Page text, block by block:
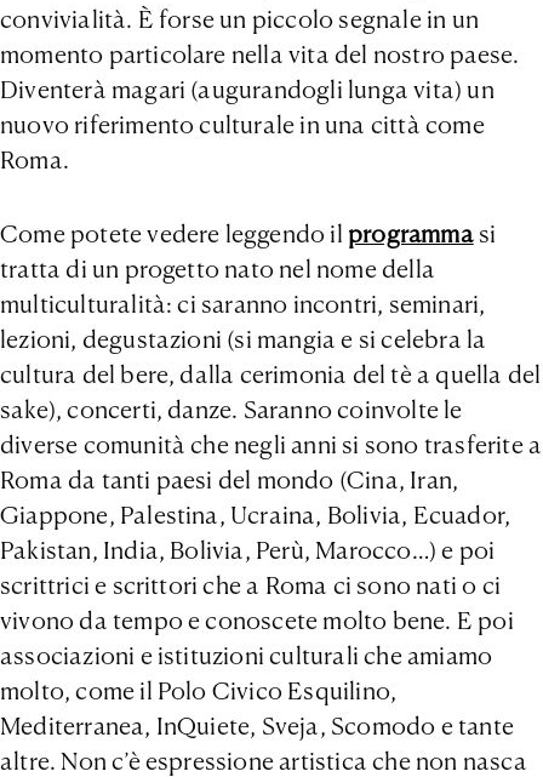
convivialità. È forse un piccolo segnale in un
momento particolare nella vita del nostro paese.
Diventerà magari (augurandogli lunga vita) un
nuovo riferimento culturale in una città come
Roma.
Come potete vedere leggendo ilprogrammasi
tratta di un progetto nato nel nome della
multiculturalità: ci saranno incontri, seminari,
lezioni, degustazioni (si mangia e si celebra la
cultura del bere, dalla cerimonia del tè a quella del
sake), concerti, danze. Saranno coinvolte le
diverse comunità che negli anni si sono trasferite a
Roma da tanti paesi del mondo (Cina, Iran,
Giappone, Palestina, Ucraina, Bolivia, Ecuador,
Pakistan, India, Bolivia, Perù, Marocco…) e poi
scrittrici e scrittori che a Roma ci sono nati o ci
vivono da tempo e conoscete molto bene. E poi
associazioni e istituzioni culturali che amiamo
molto, come il Polo Civico Esquilino,
Mediterranea, InQuiete, Sveja, Scomodo e tante
altre. Non c’è espressione artistica che non nasca